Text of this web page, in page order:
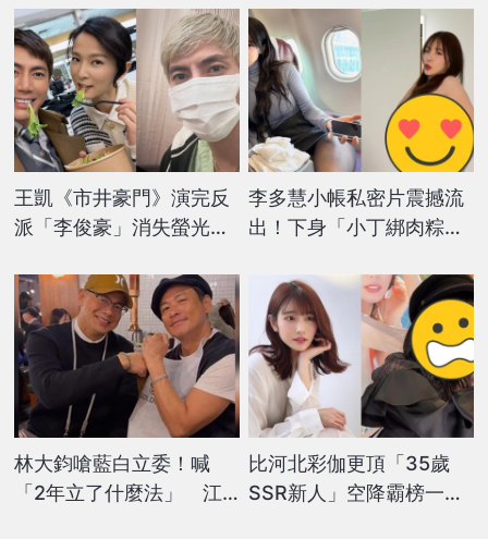
王凱《市井豪門》演完反
派「李俊豪」消失螢光幕
房」引網憂心
李多慧小帳私密片震撼流
出！下身「小丁綁肉粽」
林大鈞嗆藍白立委！喊
「2年立了什麼法」 江
比河北彩伽更頂「35歲
SSR新人」空降霸榜一！